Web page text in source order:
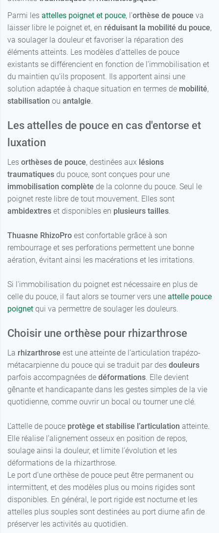
36,99 €
M - Droite 36,99 €
L - Droite 36,99 €
36,99 €
Parmi les attelles poignet et pouce, l'orthèse de pouce va
laisser libre le poignet et, en réduisant la mobilité du pouce,
va soulager la douleur et favoriser la réparation des
éléments atteints. Les modèles d’attelles de pouce
existants se différencient en fonction de l’immobilisation et
du maintien qu’ils proposent. Ils apportent ainsi une
solution adaptée à chaque situation en termes de mobilité,
stabilisation ou antalgie.
Les attelles de pouce en cas d'entorse et
luxation
Les orthèses de pouce, destinées aux lésions
traumatiques du pouce, sont conçues pour une
immobilisation complète de la colonne du pouce. Seul le
poignet reste libre de tout mouvement. Elles sont
ambidextres et disponibles en plusieurs tailles.
Thuasne RhizoPro est confortable grâce à son
rembourrage et ses perforations permettent une bonne
aération, évitant ainsi les macérations et les irritations.
Si l'immobilisation du poignet est nécessaire en plus de
celle du pouce, il faut alors se tourner vers une attelle pouce
poignet qui va permettre de soulager les douleurs.
Choisir une orthèse pour rhizarthrose
La rhizarthrose est une atteinte de l’articulation trapézo-
métacarpienne du pouce qui se traduit par des douleurs
parfois accompagnées de déformations. Elle devient
gênante et handicapante dans les gestes simples de la vie
quotidienne, comme ouvrir un bocal ou tourner une clé.
L’attelle de pouce protège et stabilise l’articulation atteinte.
Elle réalise l’alignement osseux en position de repos,
soulage ainsi la douleur, et limite l’évolution et les
déformations de la rhizarthrose.
Le port d’une orthèse de pouce peut être permanent ou
intermittent, et des modèles plus ou moins rigides sont
disponibles. En général, le port rigide est nocturne et les
attelles plus souples sont destinées au port diurne afin de
préserver les activités au quotidien.